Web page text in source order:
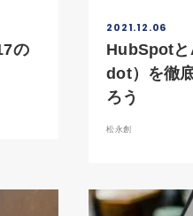
の
2021.12.06
HubSpot
dot）を徹
ろう
松永創